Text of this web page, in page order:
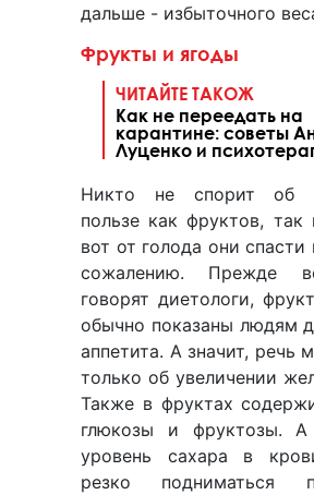
дальше - избыточного
Фрукты и ягоды
ЧИТАЙТЕ ТАКОЖ
Как не переедать на
карантине: советы
Луценко и
Никто не спорит об
пользе как фруктов,
вот от голода они спасти
сожалению. Прежде
говорят диетологи,
обычно показаны людям
аппетита. А значит, речь
только об увеличении
Также в фруктах
глюкозы и фруктозы. А
уровень сахара в
резко подниматься